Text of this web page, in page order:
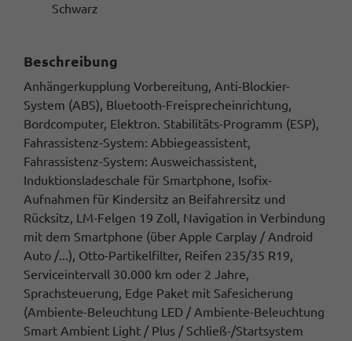
Schwarz
Beschreibung
Anhängerkupplung Vorbereitung, Anti-Blockier-
System (ABS), Bluetooth-Freisprecheinrichtung,
Bordcomputer, Elektron. Stabilitäts-Programm (ESP),
Fahrassistenz-System: Abbiegeassistent,
Fahrassistenz-System: Ausweichassistent,
Induktionsladeschale für Smartphone, Isofix-
Aufnahmen für Kindersitz an Beifahrersitz und
Rücksitz, LM-Felgen 19 Zoll, Navigation in Verbindung
mit dem Smartphone (über Apple Carplay / Android
Auto /...), Otto-Partikelfilter, Reifen 235/35 R19,
Serviceintervall 30.000 km oder 2 Jahre,
Sprachsteuerung, Edge Paket mit Safesicherung
(Ambiente-Beleuchtung LED / Ambiente-Beleuchtung
Smart Ambient Light / Plus / Schließ-/Startsystem